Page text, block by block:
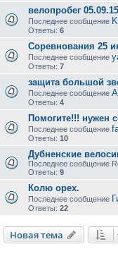
велопробег 05.09.15
Последнее сообщение
Ответы: 6
Соревнования 25
Последнее сообщение
Ответы: 7
защита большой
Последнее сообщение
Ответы: 4
Помогите!!! нужен
Последнее сообщение
Ответы: 10
Дубненские
Последнее сообщение
Ответы: 9
Колю орех.
Последнее сообщение
Ответы: 22
Новая тема